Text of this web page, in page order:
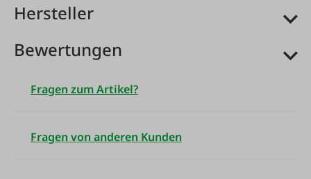
Hersteller
Bewertungen
Fragen zum Artikel?
Fragen von anderen Kunden